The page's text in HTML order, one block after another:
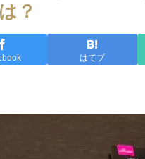
？
はてブ